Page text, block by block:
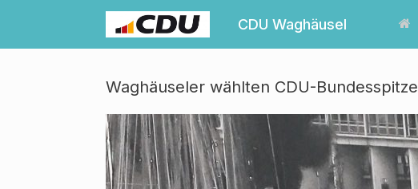
CDU Waghäusel
Waghäuseler wählten CDU-Bundesspitze